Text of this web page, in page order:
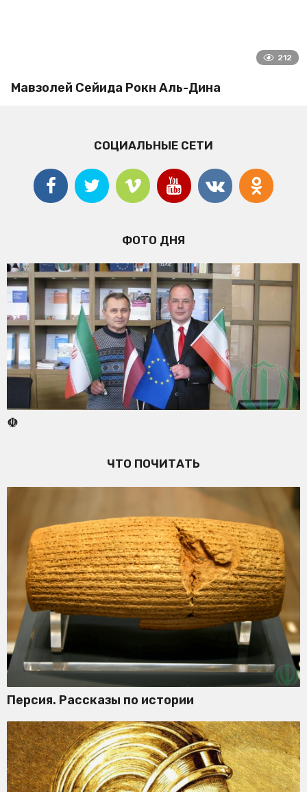
212
Мавзолей Сейида Рокн Аль-Дина
СОЦИАЛЬНЫЕ СЕТИ
ФОТО ДНЯ
☫
ЧТО ПОЧИТАТЬ
Персия. Рассказы по истории